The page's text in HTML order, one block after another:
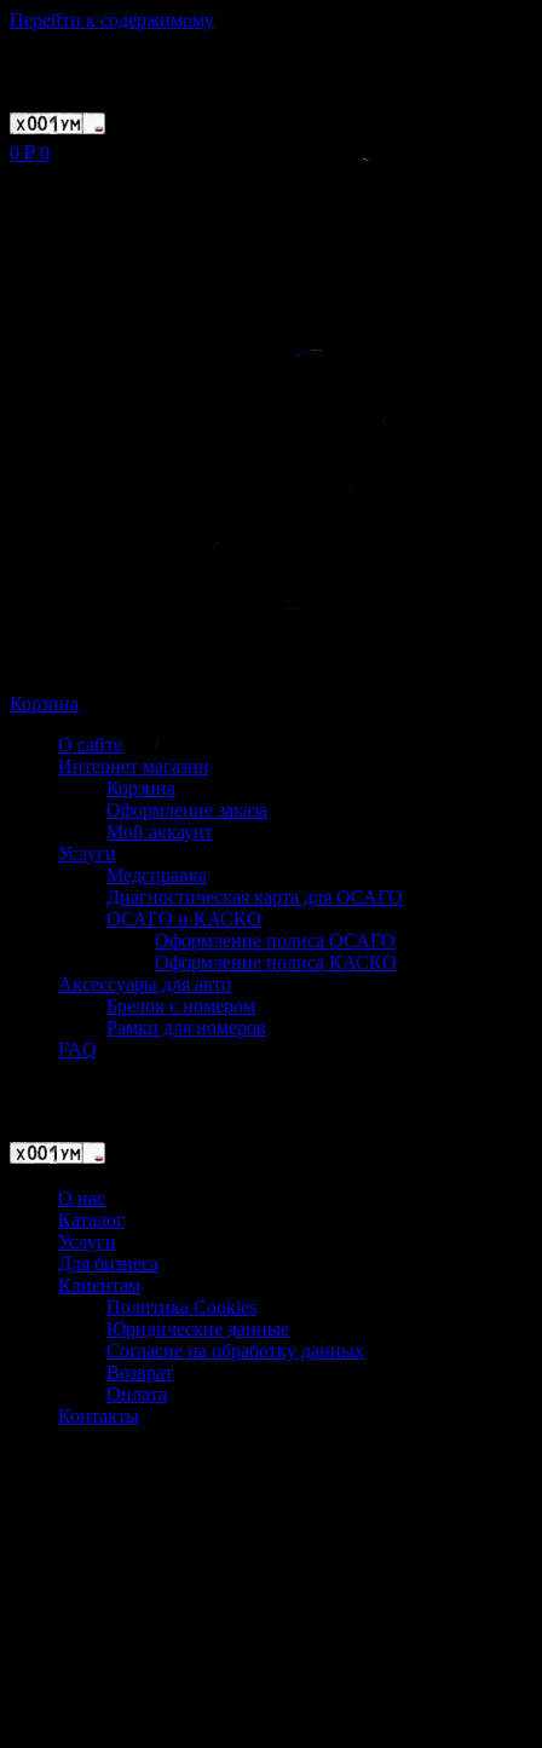
Перейти к содержимому
0 ₽ 0
Корзина
О сайте
Интернет магазин
Корзина
Оформление заказа
Мой аккаунт
Услуги
Медсправка
Диагностическая карта для ОСАГО
ОСАГО и КАСКО
Оформление полиса ОСАГО
Оформление полиса КАСКО
Аксессуары для авто
Брелок с номером
Рамки для номеров
FAQ
О нас
Каталог
Услуги
Для бизнеса
Клиентам
Политика Cookies
Юридические данные
Согласие на обработку данных
Возврат
Оплата
Контакты